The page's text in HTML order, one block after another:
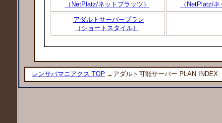
（NetPlatz/ネットプラッツ）
（NetPlatz/
アダルトサーバープラン
（ショートスタイル）
レンサバマニアクス TOP →アダルト可能サーバー PLAN INDEX